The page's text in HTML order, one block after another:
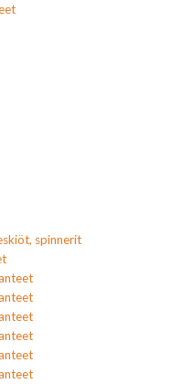
spinnerit